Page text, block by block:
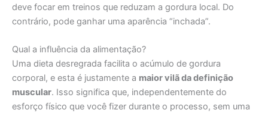
deve focar em treinos que reduzam a gordura local. Do
contrário, pode ganhar uma aparência “inchada”.
Qual a influência da alimentação?
Uma dieta desregrada facilita o acúmulo de gordura
corporal, e esta é justamente a maior vilã da definição
muscular. Isso significa que, independentemente do
esforço físico que você fizer durante o processo, sem uma